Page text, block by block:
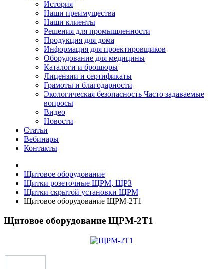
История
Наши преимущества
Наши клиенты
Решения для промышленности
Продукция для дома
Информация для проектировщиков
Оборудование для медицины
Каталоги и брошюры
Лицензии и сертификаты
Грамоты и благодарности
Экологическая безопасность Часто задаваемые
вопросы
Видео
Новости
Статьи
Вебинары
Контакты
Щитовое оборудование
Щитки розеточные ЩРМ, ЩРЗ
Щитки скрытой установки ЩРМ
Щитовое оборудование ЩРМ-2Т1
Щитовое оборудование ЩРМ-2Т1